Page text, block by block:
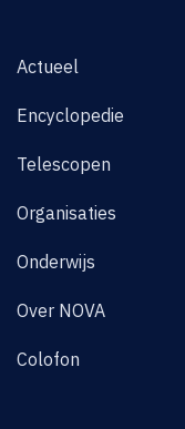
Actueel
Encyclopedie
Telescopen
Organisaties
Onderwijs
Over NOVA
Colofon